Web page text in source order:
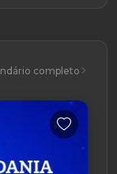
completo